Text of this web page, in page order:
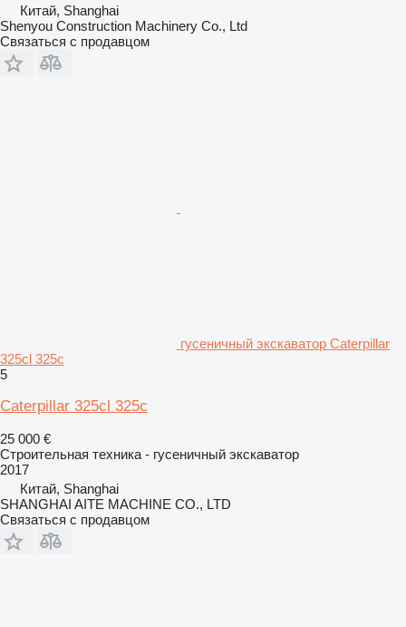
Китай, Shanghai
Shenyou Construction Machinery Co., Ltd
Связаться с продавцом
гусеничный экскаватор Caterpillar
325cl 325c
5
Caterpillar 325cl 325c
25 000 €
Строительная техника - гусеничный экскаватор
2017
Китай, Shanghai
SHANGHAI AITE MACHINE CO., LTD
Связаться с продавцом